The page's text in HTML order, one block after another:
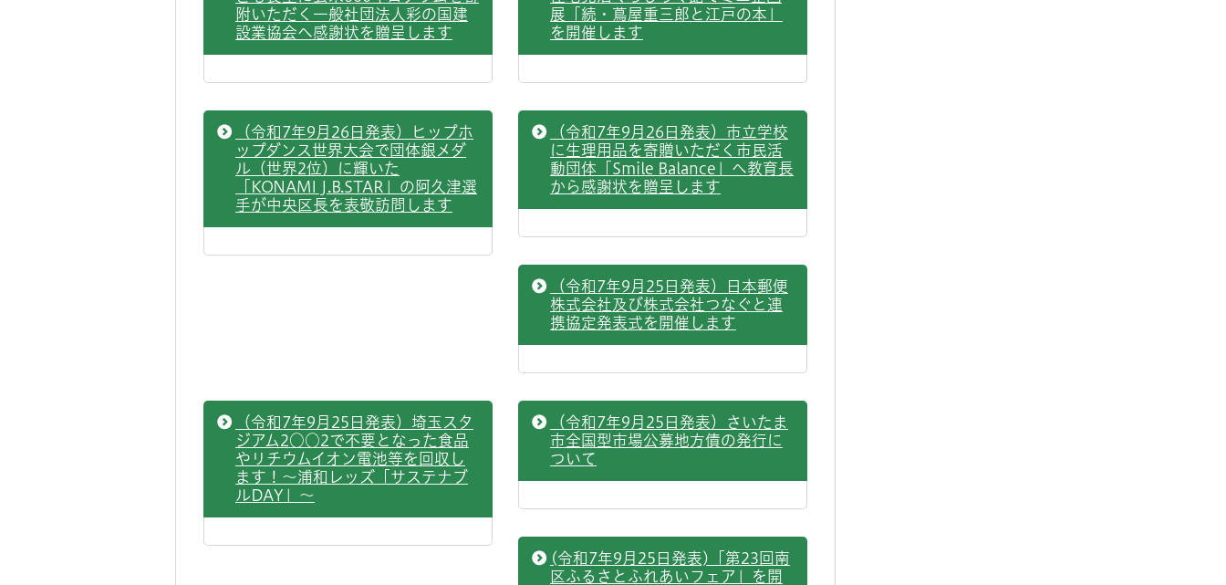
附いただく一般社団法人彩の国建
設業協会へ感謝状を贈呈します
展「続・蔦屋重三郎と江戸の本」
を開催します
（令和7年9月26日発表）ヒップホ
ップダンス世界大会で団体銀メダ
ル（世界2位）に輝いた
「KONAMI J.B.STAR」の阿久津選
手が中央区長を表敬訪問します
（令和7年9月26日発表）市立学校
に生理用品を寄贈いただく市民活
動団体「Smile Balance」へ教育長
から感謝状を贈呈します
（令和7年9月25日発表）日本郵便
株式会社及び株式会社つなぐと連
携協定発表式を開催します
（令和7年9月25日発表）埼玉スタ
ジアム2○○2で不要となった食品
やリチウムイオン電池等を回収し
ます！～浦和レッズ「サステナブ
ルDAY」～
（令和7年9月25日発表）さいたま
市全国型市場公募地方債の発行に
ついて
(令和7年9月25日発表)「第23回南
区ふるさとふれあいフェア」を開